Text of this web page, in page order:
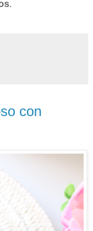
.
con